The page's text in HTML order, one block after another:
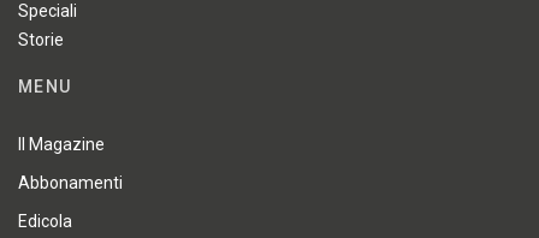
Speciali
Storie
MENU
Il Magazine
Abbonamenti
Edicola